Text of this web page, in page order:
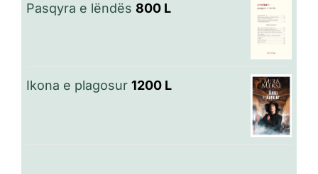
Pasqyra e lëndës 800 L
Ikona e plagosur 1200 L